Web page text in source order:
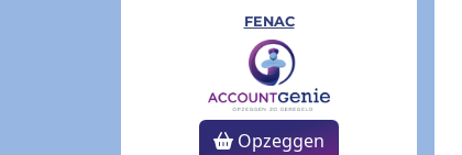
FENAC
Opzeggen